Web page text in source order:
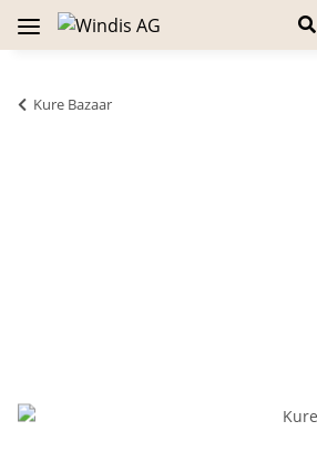
Kure Bazaar